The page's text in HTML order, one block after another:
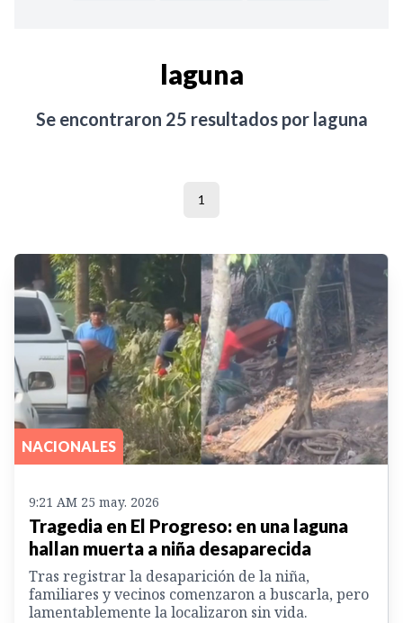
laguna
Se encontraron 25 resultados por laguna
1
NACIONALES
9:21 AM 25 may. 2026
Tragedia en El Progreso: en una laguna
hallan muerta a niña desaparecida
Tras registrar la desaparición de la niña,
familiares y vecinos comenzaron a buscarla, pero
lamentablemente la localizaron sin vida.